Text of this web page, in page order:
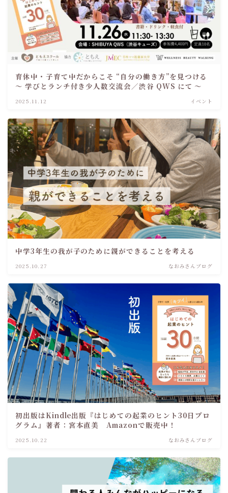
育休中・子育て中だからこそ “自分の働き方”を見つける
～ 学びとランチ付き少人数交流会／渋谷 QWS にて ～
2025.11.12 イベント
中学3年生の我が子のために親ができることを考える
2025.10.27 なおみさんブログ
初出版はKindle出版『はじめての起業のヒント30日プロ
グラム』著者：宮本直美 Amazonで販売中！
2025.10.22 なおみさんブログ